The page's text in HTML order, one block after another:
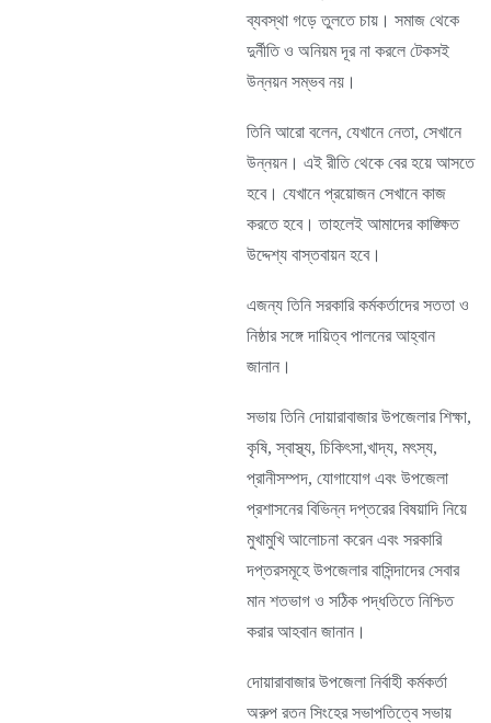
ব্যবস্থা গড়ে তুলতে চায়। সমাজ থেকে
দুর্নীতি ও অনিয়ম দূর না করলে টেকসই
উন্নয়ন সম্ভব নয়।
তিনি আরো বলেন, যেখানে নেতা, সেখানে
উন্নয়ন। এই রীতি থেকে বের হয়ে আসতে
হবে। যেখানে প্রয়োজন সেখানে কাজ
করতে হবে। তাহলেই আমাদের কাঙ্ক্ষিত
উদ্দেশ্য বাস্তবায়ন হবে।
এজন্য তিনি সরকারি কর্মকর্তাদের সততা ও
নিষ্ঠার সঙ্গে দায়িত্ব পালনের আহ্বান
জানান।
সভায় তিনি দোয়ারাবাজার উপজেলার শিক্ষা,
কৃষি, স্বাস্থ্য, চিকিৎসা,খাদ্য, মৎস্য,
প্রানীসম্পদ, যোগাযোগ এবং উপজেলা
প্রশাসনের বিভিন্ন দপ্তরের বিষয়াদি নিয়ে
মুখামুখি আলোচনা করেন এবং সরকারি
দপ্তরসমূহে উপজেলার বাসিন্দাদের সেবার
মান শতভাগ ও সঠিক পদ্ধতিতে নিশ্চিত
করার আহবান জানান।
দোয়ারাবাজার উপজেলা নির্বাহী কর্মকর্তা
অরুপ রতন সিংহের সভাপতিত্বে সভায়